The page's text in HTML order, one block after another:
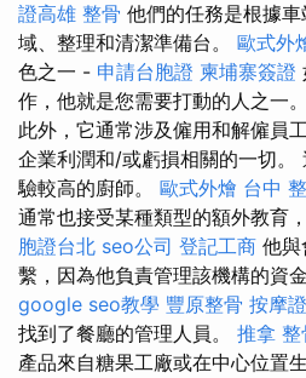
證高雄 整骨 他們的任務是根據
域、整理和清潔準備台。 歐式外
色之一 - 申請台胞證 柬埔寨簽證
作，他就是您需要打動的人之一。
此外，它通常涉及僱用和解僱員
企業利潤和/或虧損相關的一切。
驗較高的廚師。 歐式外燴 台中
通常也接受某種類型的額外教育
胞證台北 seo公司 登記工商 他與
繫，因為他負責管理該機構的資
google seo教學 豐原整骨 按摩
找到了餐廳的管理人員。 推拿 整
產品來自糖果工廠或在中心位置